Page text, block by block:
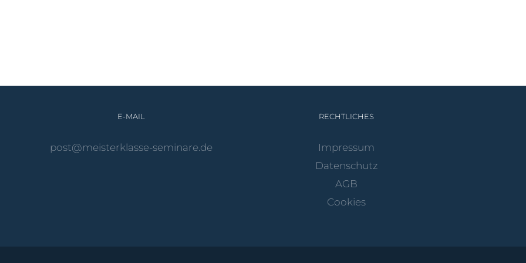
E-MAIL
ed.eranimes-essalkretsiem@tsop
RECHTLICHES
Impressum
Datenschutz
AGB
Cookies